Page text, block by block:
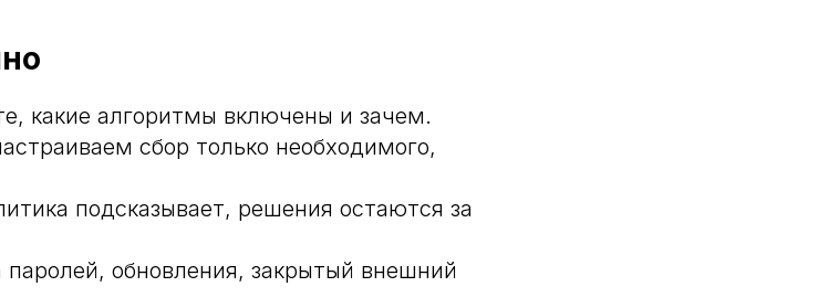
какие алгоритмы включены и зачем.
сбор только необходимого,
подсказывает, решения остаются за
обновления, закрытый внешний